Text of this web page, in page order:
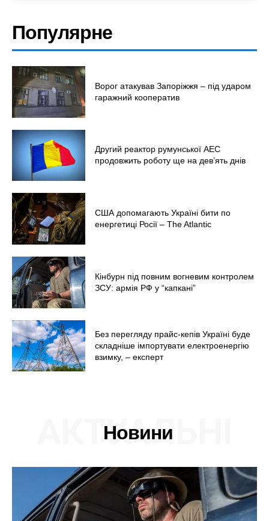
Меню
Київ
Україна
Економіка
Політика
Світ
Війна
Популярне
Ворог атакував Запоріжжя – під ударом
гаражний кооператив
Другий реактор румунської АЕС
продовжить роботу ще на дев’ять днів
США допомагають Україні бити по
енергетиці Росії – The Atlantic
Кінбурн під повним вогневим контролем
ЗСУ: армія РФ у “капкані”
Без перегляду прайс-кепів Україні буде
складніше імпортувати електроенергію
взимку, – експерт
Новини
АКТУАЛЬНІ